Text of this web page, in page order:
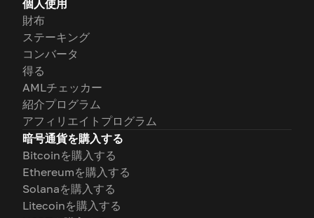
個人使用
財布
ステーキング
コンバータ
得る
AMLチェッカー
紹介プログラム
アフィリエイトプログラム
暗号通貨を購入する
Bitcoinを購入する
Ethereumを購入する
Solanaを購入する
Litecoinを購入する